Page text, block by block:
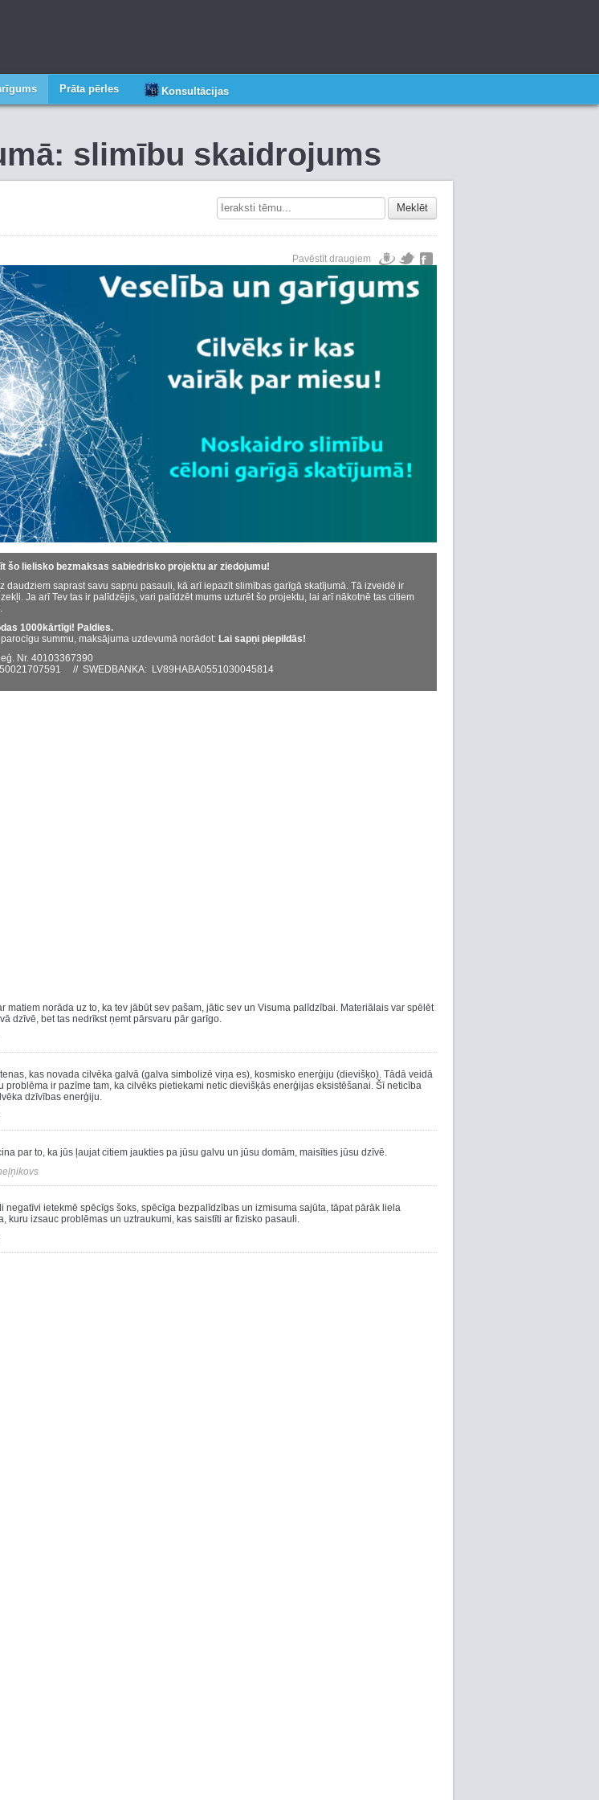
Prāta pērles Konsultācijas
slimību skaidrojums
Meklēt
Pavēstīt draugiem
šo lielisko bezmaksas sabiedrisko projektu ar ziedojumu!
daudziem saprast savu sapņu pasauli, kā arī iepazīt slimības garīgā skatījumā. Tā izveidē ir
Ja arī Tev tas ir palīdzējis, vari palīdzēt mums uzturēt šo projektu, lai arī nākotnē tas citiem
1000kārtīgi! Paldies.
summu, maksājuma uzdevumā norādot: Lai sapņi piepildās!
Nr. 40103367390
// SWEDBANKA: LV89HABA0551030045814
matiem norāda uz to, ka tev jābūt sev pašam, jātic sev un Visuma palīdzībai. Materiālais var spēlēt
dzīvē, bet tas nedrīkst ņemt pārsvaru pār garīgo.
kas novada cilvēka galvā (galva simbolizē viņa es), kosmisko enerģiju (dievišķo). Tādā veidā
problēma ir pazīme tam, ka cilvēks pietiekami netic dievišķās enerģijas eksistēšanai. Šī neticība
dzīvības enerģiju.
par to, ka jūs ļaujat citiem jaukties pa jūsu galvu un jūsu domām, maisīties jūsu dzīvē.
negatīvi ietekmē spēcīgs šoks, spēcīga bezpalīdzības un izmisuma sajūta, tāpat pārāk liela
kuru izsauc problēmas un uztraukumi, kas saistīti ar fizisko pasauli.